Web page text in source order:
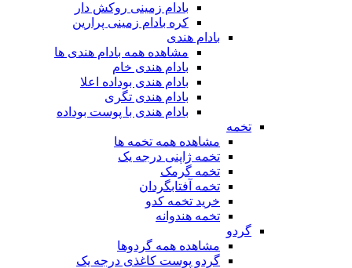
بادام زمینی روکش دار
کره بادام زمینی پرارین
بادام هندی
مشاهده همه بادام هندی ها
بادام هندی خام
بادام هندی بوداده اعلا
بادام هندی تگری
بادام هندی با پوست بوداده
تخمه
مشاهده همه تخمه ها
تخمه ژاپنی درجه یک
تخمه گرمک
تخمه آفتابگردان
خرید تخمه کدو
تخمه هندوانه
گردو
مشاهده همه گردوها
گردو پوست کاغذی درجه یک